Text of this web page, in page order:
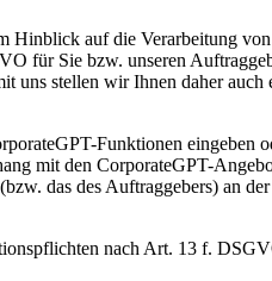
auf die Verarbeitung
für Sie bzw. unseren
stellen wir Ihnen daher auch
Funktionen eingeben
mit den CorporateGPT-
das des Auftraggebers) an
nach Art. 13 f.